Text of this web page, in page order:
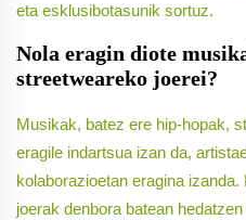
eta esklusibotasunik sortuz.
Nola eragin diote
streetweareko joerei?
Musikak, batez ere hip-hopak,
eragile indartsua izan da,
kolaborazioetan eragina
joerak denbora batean hedatzen